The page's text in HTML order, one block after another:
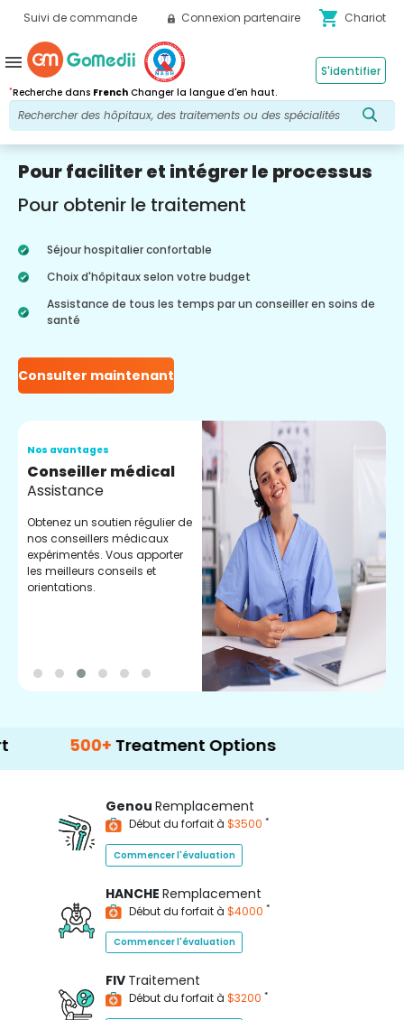
Suivi de commande Connexion partenaire shopping_cart Chariot
*Recherche dans French Changer la langue d'en haut.
S'identifier
menu
Pour faciliter et intégrer le processus
Pour obtenir le traitement
Séjour hospitalier confortable
Choix d'hôpitaux selon votre budget
Assistance de tous les temps par un conseiller en soins de
santé
Consulter maintenant
Nos avantages
Conseiller médical
Assistance
Obtenez un soutien régulier de
nos conseillers médicaux
expérimentés. Vous apporter
les meilleurs conseils et
orientations.
500+ Treatment Options
Genou Remplacement
Début du forfait à $3500 *
Commencer l'évaluation
HANCHE Remplacement
Début du forfait à $4000 *
Commencer l'évaluation
FIV Traitement
Début du forfait à $3200 *